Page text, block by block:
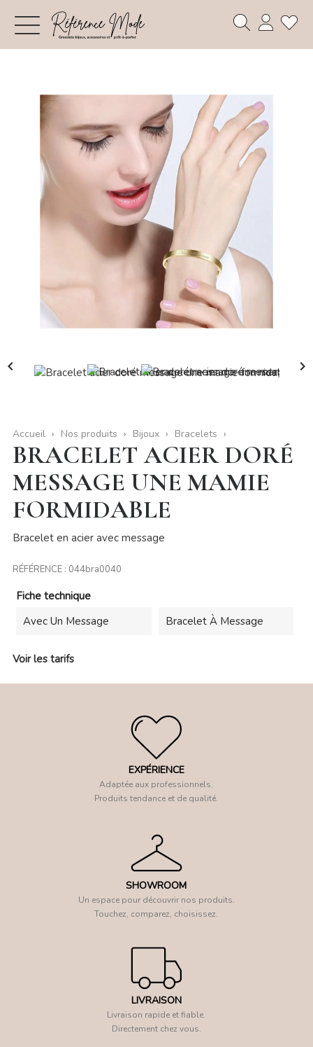
 
Accueil Nos produits Bijoux Bracelets
BRACELET ACIER DORÉ
MESSAGE UNE MAMIE
FORMIDABLE
Bracelet en acier avec message
RÉFÉRENCE : 044bra0040
Fiche technique
Avec Un Message
Bracelet À Message
Voir les tarifs
EXPÉRIENCE
Adaptée aux professionnels.
Produits tendance et de qualité.
SHOWROOM
Un espace pour découvrir nos produits.
Touchez, comparez, choisissez.
LIVRAISON
Livraison rapide et fiable.
Directement chez vous.